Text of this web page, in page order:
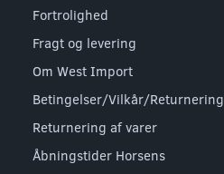
Fortrolighed
Fragt og levering
Om West Import
Betingelser/Vilkår/Returnering
Returnering af varer
Åbningstider Horsens